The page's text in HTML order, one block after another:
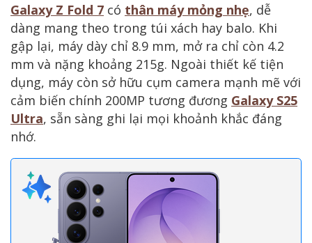
Galaxy Z Fold 7 có thân máy mỏng nhẹ, dễ
dàng mang theo trong túi xách hay balo. Khi
gập lại, máy dày chỉ 8.9 mm, mở ra chỉ còn 4.2
mm và nặng khoảng 215g. Ngoài thiết kế tiện
dụng, máy còn sở hữu cụm camera mạnh mẽ với
cảm biến chính 200MP tương đương Galaxy S25
Ultra, sẵn sàng ghi lại mọi khoảnh khắc đáng
nhớ.